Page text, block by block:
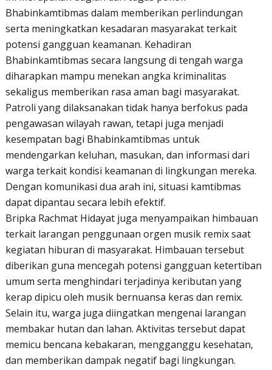
Bhabinkamtibmas dalam memberikan perlindungan
serta meningkatkan kesadaran masyarakat terkait
potensi gangguan keamanan. Kehadiran
Bhabinkamtibmas secara langsung di tengah warga
diharapkan mampu menekan angka kriminalitas
sekaligus memberikan rasa aman bagi masyarakat.
Patroli yang dilaksanakan tidak hanya berfokus pada
pengawasan wilayah rawan, tetapi juga menjadi
kesempatan bagi Bhabinkamtibmas untuk
mendengarkan keluhan, masukan, dan informasi dari
warga terkait kondisi keamanan di lingkungan mereka.
Dengan komunikasi dua arah ini, situasi kamtibmas
dapat dipantau secara lebih efektif.
Bripka Rachmat Hidayat juga menyampaikan himbauan
terkait larangan penggunaan orgen musik remix saat
kegiatan hiburan di masyarakat. Himbauan tersebut
diberikan guna mencegah potensi gangguan ketertiban
umum serta menghindari terjadinya keributan yang
kerap dipicu oleh musik bernuansa keras dan remix.
Selain itu, warga juga diingatkan mengenai larangan
membakar hutan dan lahan. Aktivitas tersebut dapat
memicu bencana kebakaran, mengganggu kesehatan,
dan memberikan dampak negatif bagi lingkungan.